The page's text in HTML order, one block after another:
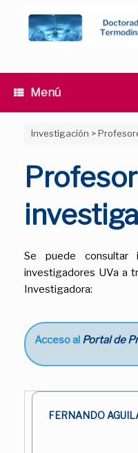
contenido
Menú
Investigación >
Se puede consultar
investigadores UVa a
Investigadora:
Acceso al Portal de
FERNANDO